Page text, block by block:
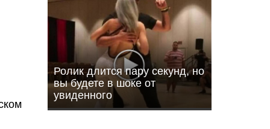
Ролик длится пару секунд, но
вы будете в шоке от
увиденного